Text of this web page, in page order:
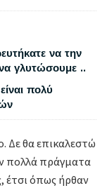
να την
να γλυτώσουμε ..
πολύ
Δε θα επικαλεστώ
πολλά πράγματα
έτσι όπως ήρθαν